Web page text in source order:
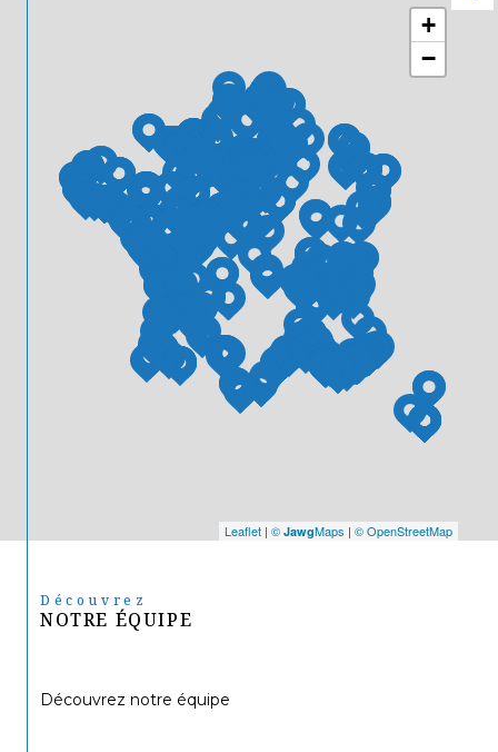
+
−
Leaflet | © JawgMaps | © OpenStreetMap
Découvrez
NOTRE ÉQUIPE
Découvrez notre équipe